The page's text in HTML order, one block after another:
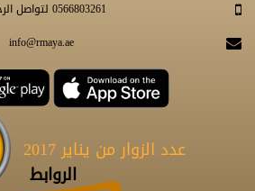
0566803261 لتواصل الرجال
info@rmaya.ae
عدد الزوار من يناير 2017
الروابط